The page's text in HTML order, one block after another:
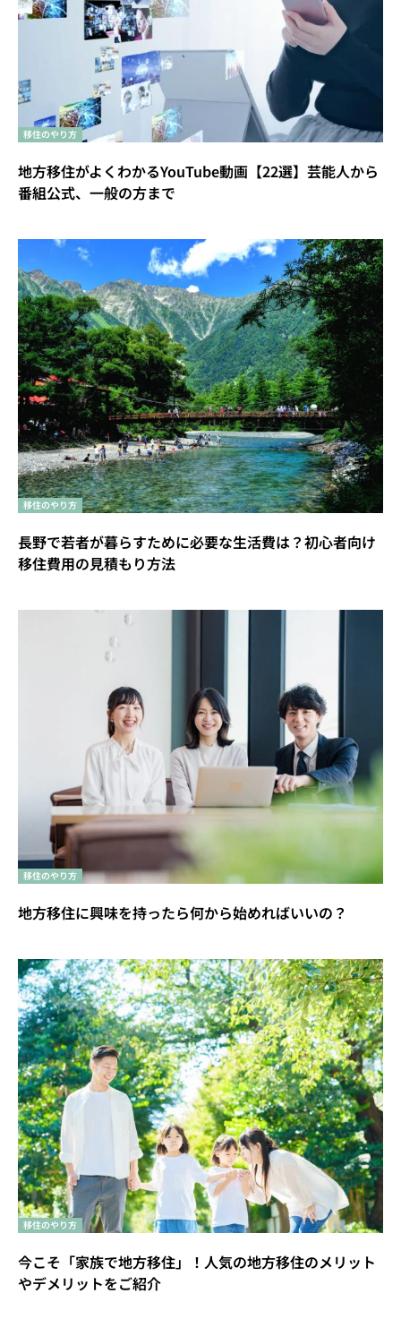
移住のやり方
地方移住がよくわかるYouTube動画【22選】芸能人から
番組公式、一般の方まで
移住のやり方
長野で若者が暮らすために必要な生活費は？初心者向け
移住費用の見積もり方法
移住のやり方
地方移住に興味を持ったら何から始めればいいの？
移住のやり方
今こそ「家族で地方移住」！人気の地方移住のメリット
やデメリットをご紹介